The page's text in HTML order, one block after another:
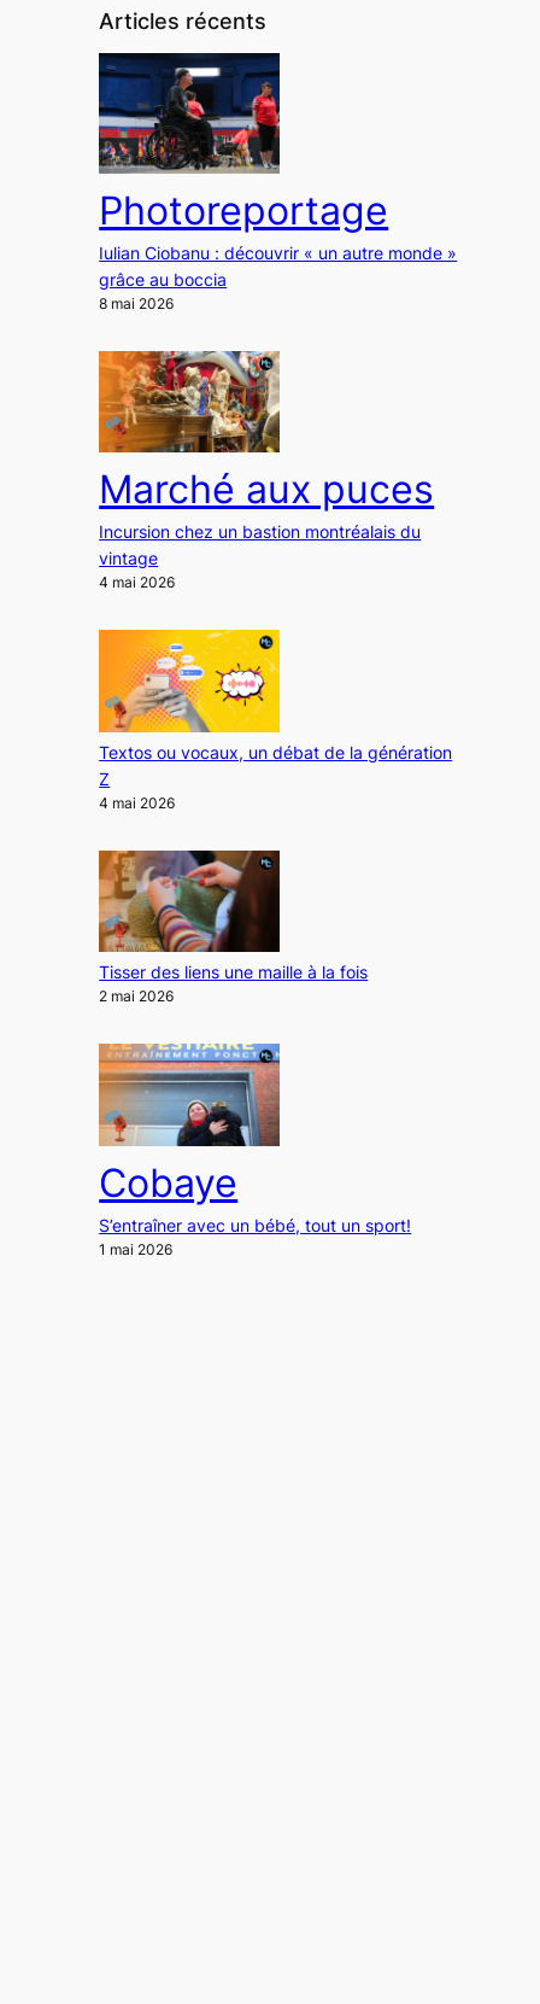
Articles récents
Photoreportage
Iulian Ciobanu : découvrir « un autre monde »
grâce au boccia
8 mai 2026
Marché aux puces
Incursion chez un bastion montréalais du
vintage
4 mai 2026
Textos ou vocaux, un débat de la génération
Z
4 mai 2026
Tisser des liens une maille à la fois
2 mai 2026
Cobaye
S’entraîner avec un bébé, tout un sport!
1 mai 2026